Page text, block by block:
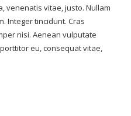
venenatis vitae, justo. Nullam
Integer tincidunt. Cras
nisi. Aenean vulputate
eu, consequat vitae,